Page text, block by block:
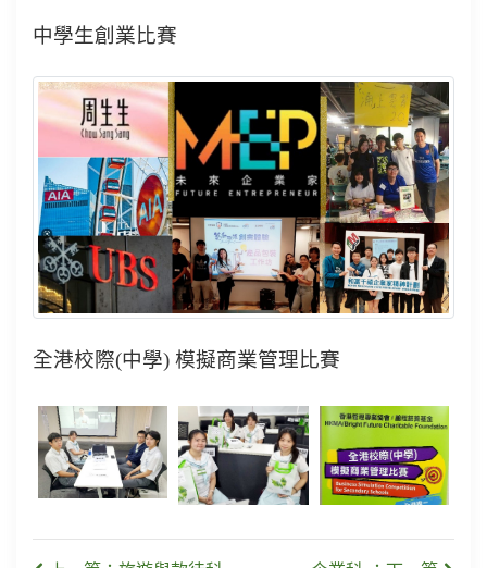
中學生創業比賽
全港校際(中學) 模擬商業管理比賽